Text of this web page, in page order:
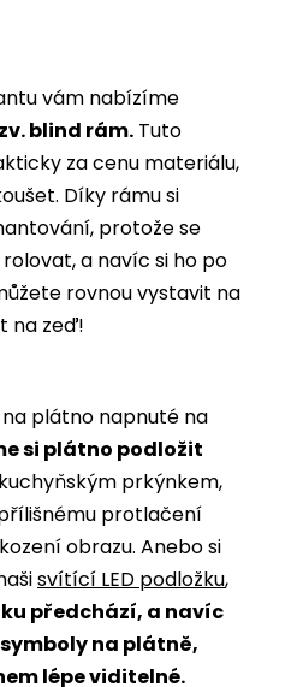
vám nabízíme
blind rám. Tuto
za cenu materiálu,
Díky rámu si
protože se
a navíc si ho po
rovnou vystavit na
na zeď!
plátno napnuté na
si plátno podložit
prkýnkem,
protlačení
obrazu. Anebo si
svítící LED podložku,
předchází, a navíc
na plátně,
lépe viditelné.